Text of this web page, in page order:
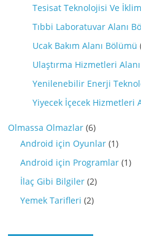
Tesisat Teknolojisi Ve
Tıbbi Laboratuvar Alanı
Ucak Bakım Alanı Bölümü
Ulaştırma Hizmetleri
Yenilenebilir Enerji
Yiyecek İçecek Hizmetleri
Olmassa Olmazlar (6)
Android için Oyunlar (1)
Android için Programlar (1)
İlaç Gibi Bilgiler (2)
Yemek Tarifleri (2)